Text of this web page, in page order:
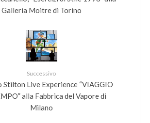
Galleria Moitre di Torino
Successivo
Stilton Live Experience “VIAGGIO
alla Fabbrica del Vapore di
Milano